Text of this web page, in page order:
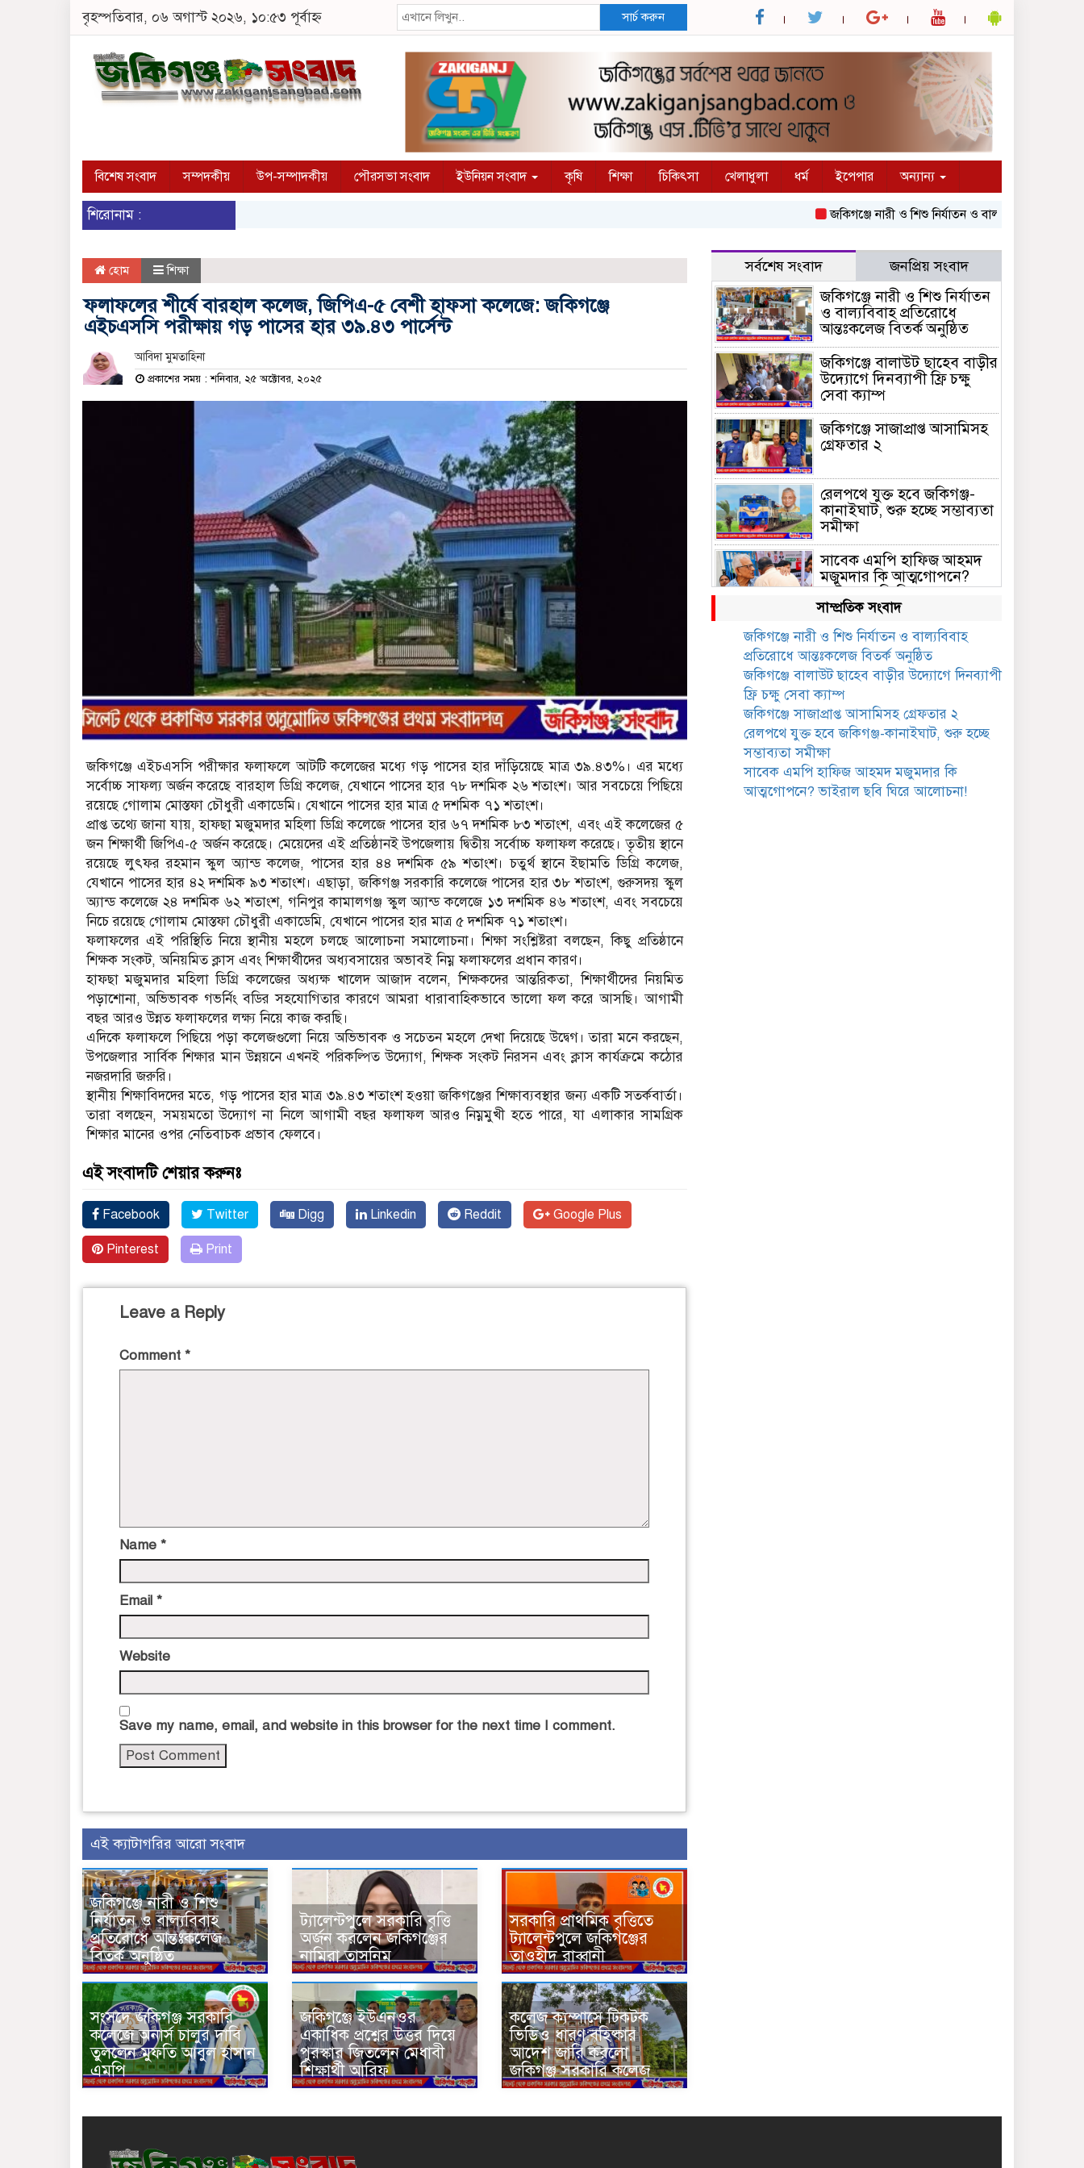
বৃহস্পতিবার, ০৬ অগাস্ট ২০২৬, ১০:৫৩ পূর্বাহ্ন সার্চ করুন
বিশেষ সংবাদ সম্পদকীয় উপ-সম্পাদকীয় পৌরসভা সংবাদ ইউনিয়ন সংবাদ কৃষি শিক্ষা চিকিৎসা খেলাধুলা ধর্ম ইপেপার অন্যান্য
শিরোনাম : জকিগঞ্জে নারী ও শিশু নির্যাতন ও বাল্যবিবাহ প্রতিরোধে
হোম শিক্ষা
ফলাফলের শীর্ষে বারহাল কলেজ, জিপিএ-৫ বেশী হাফসা কলেজে: জকিগঞ্জে
এইচএসসি পরীক্ষায় গড় পাসের হার ৩৯.৪৩ পার্সেন্ট
আবিদা মুমতাহিনা
প্রকাশের সময় : শনিবার, ২৫ অক্টোবর, ২০২৫
জকিগঞ্জে এইচএসসি পরীক্ষার ফলাফলে আটটি কলেজের মধ্যে গড় পাসের হার দাঁড়িয়েছে মাত্র ৩৯.৪৩%। এর মধ্যে
সর্বোচ্চ সাফল্য অর্জন করেছে বারহাল ডিগ্রি কলেজ, যেখানে পাসের হার ৭৮ দশমিক ২৬ শতাংশ। আর সবচেয়ে পিছিয়ে
রয়েছে গোলাম মোস্তফা চৌধুরী একাডেমি। যেখানে পাসের হার মাত্র ৫ দশমিক ৭১ শতাংশ।
প্রাপ্ত তথ্যে জানা যায়, হাফছা মজুমদার মহিলা ডিগ্রি কলেজে পাসের হার ৬৭ দশমিক ৮৩ শতাংশ, এবং এই কলেজের ৫
জন শিক্ষার্থী জিপিএ-৫ অর্জন করেছে। মেয়েদের এই প্রতিষ্ঠানই উপজেলায় দ্বিতীয় সর্বোচ্চ ফলাফল করেছে। তৃতীয় স্থানে
রয়েছে লুৎফর রহমান স্কুল অ্যান্ড কলেজ, পাসের হার ৪৪ দশমিক ৫৯ শতাংশ। চতুর্থ স্থানে ইছামতি ডিগ্রি কলেজ,
যেখানে পাসের হার ৪২ দশমিক ৯৩ শতাংশ। এছাড়া, জকিগঞ্জ সরকারি কলেজে পাসের হার ৩৮ শতাংশ, গুরুসদয় স্কুল
অ্যান্ড কলেজে ২৪ দশমিক ৬২ শতাংশ, গনিপুর কামালগঞ্জ স্কুল অ্যান্ড কলেজে ১৩ দশমিক ৪৬ শতাংশ, এবং সবচেয়ে
নিচে রয়েছে গোলাম মোস্তফা চৌধুরী একাডেমি, যেখানে পাসের হার মাত্র ৫ দশমিক ৭১ শতাংশ।
ফলাফলের এই পরিস্থিতি নিয়ে স্থানীয় মহলে চলছে আলোচনা সমালোচনা। শিক্ষা সংশ্লিষ্টরা বলছেন, কিছু প্রতিষ্ঠানে
শিক্ষক সংকট, অনিয়মিত ক্লাস এবং শিক্ষার্থীদের অধ্যবসায়ের অভাবই নিম্ন ফলাফলের প্রধান কারণ।
হাফছা মজুমদার মহিলা ডিগ্রি কলেজের অধ্যক্ষ খালেদ আজাদ বলেন, শিক্ষকদের আন্তরিকতা, শিক্ষার্থীদের নিয়মিত
পড়াশোনা, অভিভাবক গভর্নিং বডির সহযোগিতার কারণে আমরা ধারাবাহিকভাবে ভালো ফল করে আসছি। আগামী
বছর আরও উন্নত ফলাফলের লক্ষ্য নিয়ে কাজ করছি।
এদিকে ফলাফলে পিছিয়ে পড়া কলেজগুলো নিয়ে অভিভাবক ও সচেতন মহলে দেখা দিয়েছে উদ্বেগ। তারা মনে করছেন,
উপজেলার সার্বিক শিক্ষার মান উন্নয়নে এখনই পরিকল্পিত উদ্যোগ, শিক্ষক সংকট নিরসন এবং ক্লাস কার্যক্রমে কঠোর
নজরদারি জরুরি।
স্থানীয় শিক্ষাবিদদের মতে, গড় পাসের হার মাত্র ৩৯.৪৩ শতাংশ হওয়া জকিগঞ্জের শিক্ষাব্যবস্থার জন্য একটি সতর্কবার্তা।
তারা বলছেন, সময়মতো উদ্যোগ না নিলে আগামী বছর ফলাফল আরও নিম্নমুখী হতে পারে, যা এলাকার সামগ্রিক
শিক্ষার মানের ওপর নেতিবাচক প্রভাব ফেলবে।
এই সংবাদটি শেয়ার করুনঃ
Facebook Twitter Digg Linkedin Reddit Google Plus
Pinterest Print
Leave a Reply
Comment *
Name *
Email *
Website
Save my name, email, and website in this browser for the next time I comment.
এই ক্যাটাগরির আরো সংবাদ
জকিগঞ্জে নারী ও শিশু
নির্যাতন ও বাল্যবিবাহ
প্রতিরোধে আন্তঃকলেজ
বিতর্ক অনুষ্ঠিত
ট্যালেন্টপুলে সরকারি বৃত্তি
অর্জন করলেন জকিগঞ্জের
নামিরা তাসনিম
সরকারি প্রাথমিক বৃত্তিতে
ট্যালেন্টপুলে জকিগঞ্জের
তাওহীদ রাব্বানী
সংসদে জকিগঞ্জ সরকারি
কলেজে অনার্স চালুর দাবি
তুললেন মুফতি আবুল হাসান
এমপি
জকিগঞ্জে ইউএনওর
একাধিক প্রশ্নের উত্তর দিয়ে
পুরস্কার জিতলেন মেধাবী
শিক্ষার্থী আরিফ
কলেজ ক্যম্পাসে টিকটক
ভিডিও ধারণ:বহিষ্কার
আদেশ জারি করলো
জকিগঞ্জ সরকারি কলেজ
সর্বশেষ সংবাদ জনপ্রিয় সংবাদ
জকিগঞ্জে নারী ও শিশু নির্যাতন
ও বাল্যবিবাহ প্রতিরোধে
আন্তঃকলেজ বিতর্ক অনুষ্ঠিত
জকিগঞ্জে বালাউট ছাহেব বাড়ীর
উদ্যোগে দিনব্যাপী ফ্রি চক্ষু
সেবা ক্যাম্প
জকিগঞ্জে সাজাপ্রাপ্ত আসামিসহ
গ্রেফতার ২
রেলপথে যুক্ত হবে জকিগঞ্জ-
কানাইঘাট, শুরু হচ্ছে সম্ভাব্যতা
সমীক্ষা
সাবেক এমপি হাফিজ আহমদ
মজুমদার কি আত্মগোপনে?
ভাইরাল ছবি ঘিরে আলোচনা!
ভাতা পেতে টাকা লাগে না,
জকিগঞ্জে সমাজসেবা কর্মকর্তার
গুরুত্বপূর্ণ বার্তা
জকিগঞ্জে সরকারি পাঁচ ভাতার
আবেদন শুরু আজ
জকিগঞ্জে সুরমা নদীর
বালুমহালে মোবাইল কোর্ট
পরিচালনা করলেন ইউএনও:
সাম্প্রতিক সংবাদ
জকিগঞ্জে নারী ও শিশু নির্যাতন ও বাল্যবিবাহ
প্রতিরোধে আন্তঃকলেজ বিতর্ক অনুষ্ঠিত
জকিগঞ্জে বালাউট ছাহেব বাড়ীর উদ্যোগে দিনব্যাপী
ফ্রি চক্ষু সেবা ক্যাম্প
জকিগঞ্জে সাজাপ্রাপ্ত আসামিসহ গ্রেফতার ২
রেলপথে যুক্ত হবে জকিগঞ্জ-কানাইঘাট, শুরু হচ্ছে
সম্ভাব্যতা সমীক্ষা
সাবেক এমপি হাফিজ আহমদ মজুমদার কি
আত্মগোপনে? ভাইরাল ছবি ঘিরে আলোচনা!